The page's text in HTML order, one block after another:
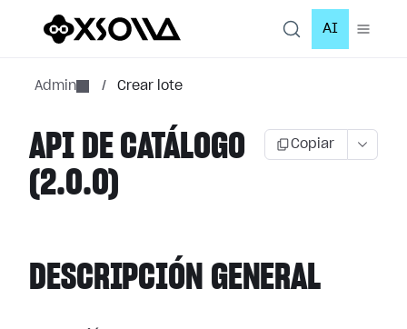
AI
Admin / Crear lote
API DE CATÁLOGO
(2.0.0)
Copiar
DESCRIPCIÓN GENERAL